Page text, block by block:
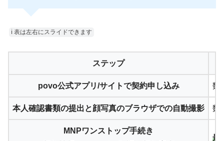
ℹ︎ 表は左右にスライドできます
ステップ
povo公式アプリ/サイトで契約申し込み 数
本人確認書類の提出と顔写真のブラウザでの自動撮影 数
MNPワンストップ手続き
最